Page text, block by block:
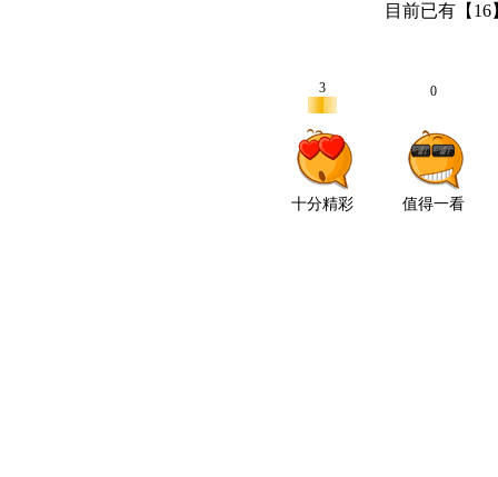
目前已有【 16
3
十分精彩
0
值得一看